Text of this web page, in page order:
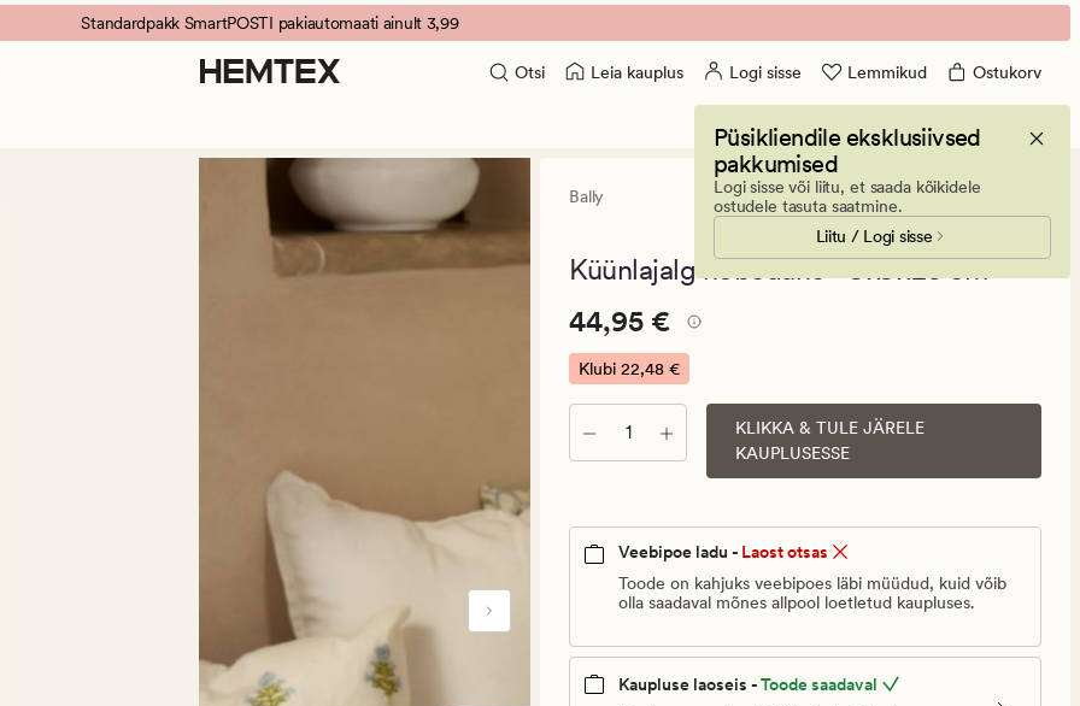
Standardpakk SmartPOSTI pakiautomaati ainult 3,99
Otsi Leia kauplus Logi sisse Lemmikud Ostukorv
Püsikliendile eksklusiivsed
pakkumised
Logi sisse või liitu, et saada kõikidele
ostudele tasuta saatmine.
Liitu / Logi sisse
Bally
arvustust
0
Küünlajalg hõbedane - 9x9x26 cm
Pris_ee
44,95
€.
Klubi
22,48
€
Pris_ee 44,95 €
44,95 €
Klubi 22,48 €
Kogus
KLIKKA & TULE JÄRELE
KAUPLUSESSE
Veebipoe ladu - Laost otsas
Toode on kahjuks veebipoes läbi müüdud, kuid võib
olla saadaval mõnes allpool loetletud kaupluses.
Kaupluse laoseis -Toode saadaval